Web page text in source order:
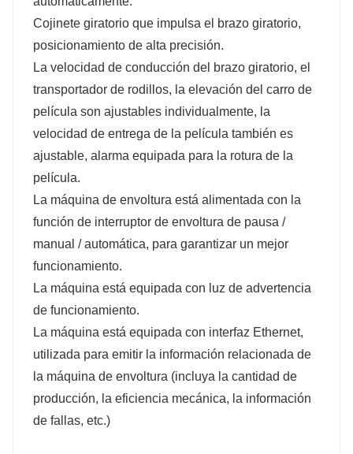
Cojinete giratorio que impulsa el brazo giratorio,
posicionamiento de alta precisión.
La velocidad de conducción del brazo giratorio, el
transportador de rodillos, la elevación del carro de
película son ajustables individualmente, la
velocidad de entrega de la película también es
ajustable, alarma equipada para la rotura de la
película.
La máquina de envoltura está alimentada con la
función de interruptor de envoltura de pausa /
manual / automática, para garantizar un mejor
funcionamiento.
La máquina está equipada con luz de advertencia
de funcionamiento.
La máquina está equipada con interfaz Ethernet,
utilizada para emitir la información relacionada de
la máquina de envoltura (incluya la cantidad de
producción, la eficiencia mecánica, la información
de fallas, etc.)